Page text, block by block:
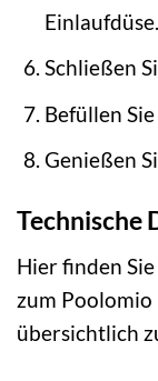
Einlaufdüse.
Schließen
Befüllen
Genießen
Technische
Hier finden
zum
übersichtlich